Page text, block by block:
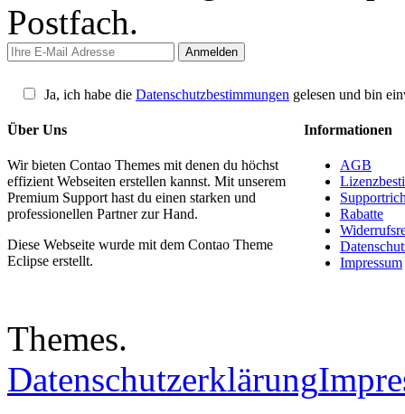
Postfach.
Ja, ich habe die Datenschutzbestimmungen gelesen und bin
Über Uns
Wir bieten Contao Themes mit denen du höchst
effizient Webseiten erstellen kannst. Mit unserem
Premium Support hast du einen starken und
professionellen Partner zur Hand.
Diese Webseite wurde mit dem Contao Theme
Eclipse erstellt.
Informationen
AGB
Rabatte
Impressum
Themes.
Datenschutzerklärung